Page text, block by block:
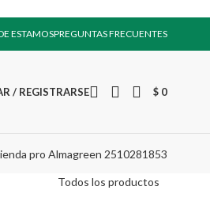
ESTAMOSPREGUNTAS FRECUENTES
/ REGISTRARSE $ 0
Todos los productos